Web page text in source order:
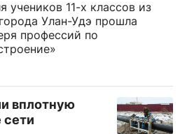
учеников 11-х классов из
Улан-Удэ прошла
профессий по
вплотную
сети